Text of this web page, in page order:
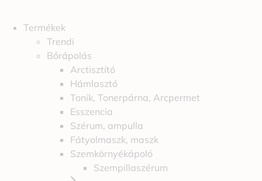
Termékek
Trendi
Bőrápolás
Arctisztító
Hámlasztó
Tonik, Tonerpárna, Arcpermet
Esszencia
Szérum, ampulla
Fátyolmaszk, maszk
Szemkörnyékápoló
Szempillaszérum